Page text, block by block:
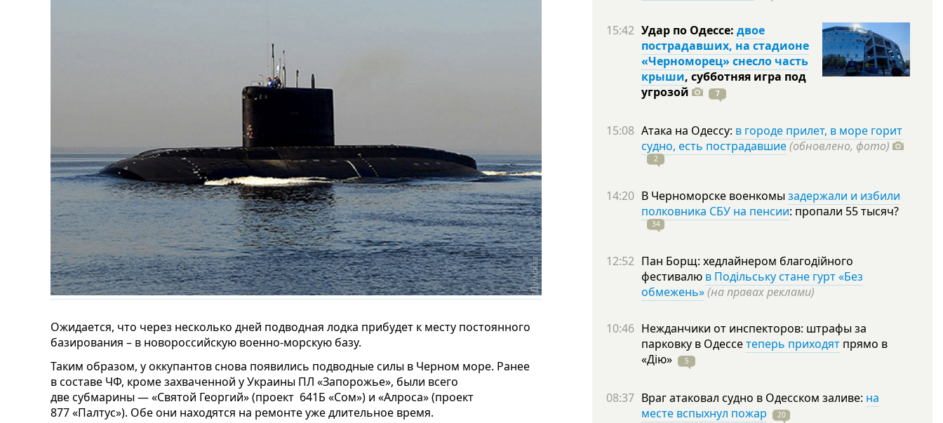
Ожидается, что через несколько дней подводная лодка прибудет к месту постоянного
базирования – в новороссийскую военно-морскую базу.
Таким образом, у оккупантов снова появились подводные силы в Черном море. Ранее
в составе ЧФ, кроме захваченной у Украины ПЛ «Запорожье», были всего
две субмарины — «Святой Георгий» (проект 641Б «Сом») и «Алроса» (проект
877 «Палтус»). Обе они находятся на ремонте уже длительное время.
15:42 Удар по Одессе: двое
пострадавших, на стадионе
«Черноморец» снесло часть
крыши, субботняя игра под
угрозой
7
15:08 Атака на Одессу: в городе прилет, в море горит
судно, есть пострадавшие(обновлено, фото)
2
14:20 В Черноморске военкомы задержали и избили
полковника СБУ на пенсии: пропали 55тысяч?
34
12:52 Пан Борщ: хедлайнером благодійного
фестивалю в Подільську стане гурт «Без
обмежень»(на правах реклами)
10:46 Нежданчики от инспекторов: штрафы за
парковку в Одессетеперь приходят прямо в
«Дію»
5
08:37 Враг атаковал судно в Одесском заливе: на
месте вспыхнул пожар
20